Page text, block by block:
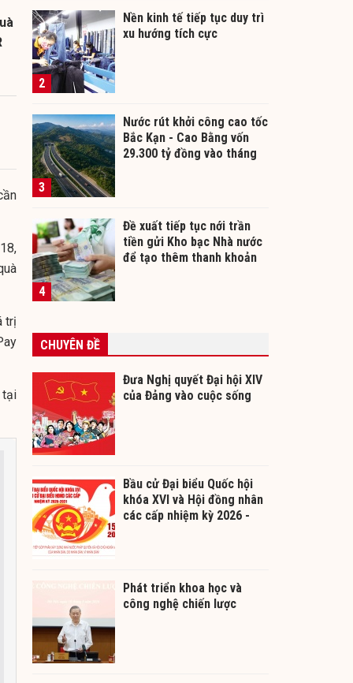
trị
tại
2
Nền kinh tế tiếp tục duy trì
xu hướng tích cực
3
Nước rút khởi công cao tốc
Bắc Kạn - Cao Bằng vốn
29.300 tỷ đồng vào tháng
4
Đề xuất tiếp tục nới trần
tiền gửi Kho bạc Nhà nước
để tạo thêm thanh khoản
CHUYÊN ĐỀ
Đưa Nghị quyết Đại hội XIV
của Đảng vào cuộc sống
Bầu cử Đại biểu Quốc hội
khóa XVI và Hội đồng nhân
các cấp nhiệm kỳ 2026 -
Phát triển khoa học và
công nghệ chiến lược